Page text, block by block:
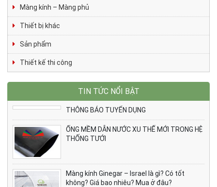
Màng kính – Màng phủ
Thiết bị khác
Sản phẩm
Thiết kế thi công
TIN TỨC NỔI BẬT
THÔNG BÁO TUYỂN DỤNG
ỐNG MỀM DẪN NƯỚC XU THẾ MỚI TRONG HỆ
THỐNG TƯỚI
Màng kính Ginegar – Israel là gì? Có tốt
không? Giá bao nhiêu? Mua ở đâu?